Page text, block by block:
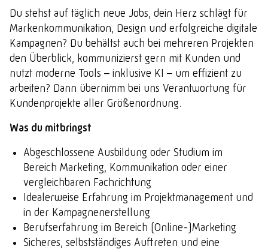
Du stehst auf täglich neue Jobs, dein Herz schlägt für
Markenkommunikation, Design und erfolgreiche digitale
Kampagnen? Du behältst auch bei mehreren Projekten
den Überblick, kommunizierst gern mit Kunden und
nutzt moderne Tools – inklusive KI – um effizient zu
arbeiten? Dann übernimm bei uns Verantwortung für
Kundenprojekte aller Größenordnung.
Was du mitbringst
Abgeschlossene Ausbildung oder Studium im
Bereich Marketing, Kommunikation oder einer
vergleichbaren Fachrichtung
Idealerweise Erfahrung im Projektmanagement und
in der Kampagnenerstellung
Berufserfahrung im Bereich (Online-)Marketing
Sicheres, selbstständiges Auftreten und eine